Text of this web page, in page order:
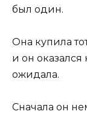
был один.
Она купила
и он
ожидала.
Сначала он